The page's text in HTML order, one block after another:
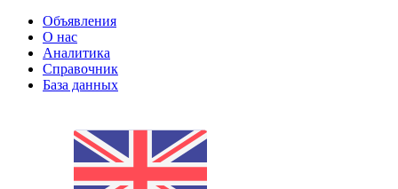
Объявления
О нас
Аналитика
Справочник
База данных